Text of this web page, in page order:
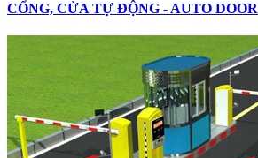
CỔNG, CỬA TỰ ĐỘNG - AUTO DOOR